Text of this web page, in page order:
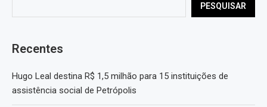
PESQUISAR
Recentes
Hugo Leal destina R$ 1,5 milhão para 15 instituições de
assistência social de Petrópolis